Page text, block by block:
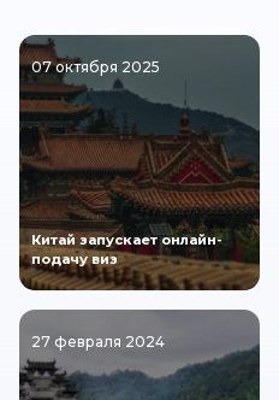
07 октября 2025
Китай запускает онлайн-
подачу виз
27 февраля 2024